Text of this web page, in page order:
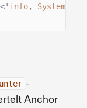
<' info, System
-
Anchor